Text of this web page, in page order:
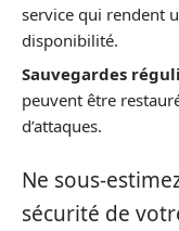
service qui rendent
disponibilité.
Sauvegardes
peuvent être
d’attaques.
Ne sous-
sécurité de